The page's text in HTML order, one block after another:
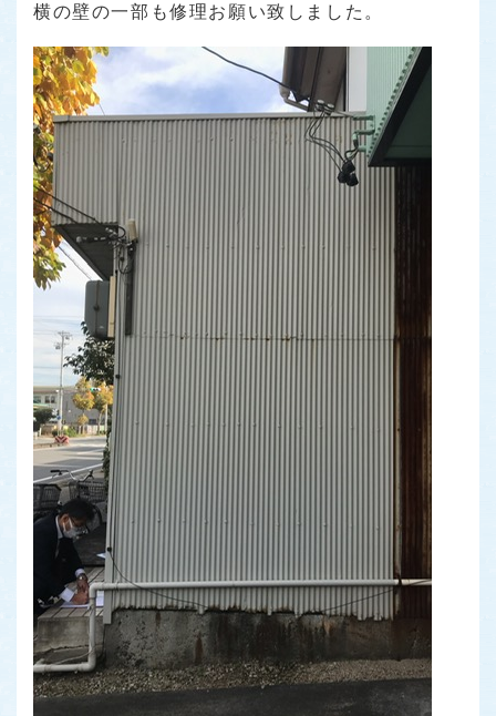
横の壁の一部も修理お願い致しました。